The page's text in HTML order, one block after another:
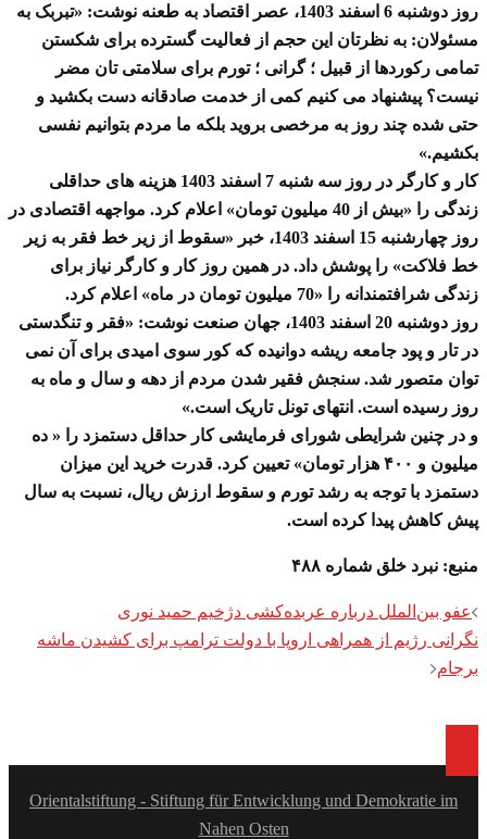
روز دوشنبه 6 اسفند 1403، عصر اقتصاد به طعنه نوشت: «تبربک به
مسئولان: به نظرتان این حجم از فعالیت گسترده برای شکستن
تمامی رکوردها از قبیل ؛ گرانی ؛ تورم برای سلامتی تان مضر
نیست؟ پیشنهاد می کنیم کمی از خدمت صادقانه دست بکشید و
حتی شده چند روز به مرخصی بروید بلکه ما مردم بتوانیم نفسی
بکشیم.»
کار و کارگر در روز سه شنبه 7 اسفند 1403 هزینه های حداقلی
زندگی را «بیش از 40 میلیون تومان» اعلام کرد. مواجهه اقتصادی در
روز چهارشنبه 15 اسفند 1403، خبر «سقوط از زیر خط فقر به زیر
خط فلاکت» را پوشش داد. در همین روز کار و کارگر نیاز برای
زندگی شرافتمندانه را «70 میلیون تومان در ماه» اعلام کرد.
روز دوشنبه 20 اسفند 1403، جهان صنعت نوشت: «فقر و تنگدستی
در تار و پود جامعه ریشه دوانیده که کور سوی امیدی برای آن نمی
توان متصور شد. سنجش فقیر شدن مردم از دهه و سال و ماه به
روز رسیده است. انتهای تونل تاریک است.»
و در چنین شرایطی شورای فرمایشی کار حداقل دستمزد را « ده
میلیون و ۴۰۰ هزار تومان» تعیین کرد. قدرت خرید این میزان
دستمزد با توجه به رشد تورم و سقوط ارزش ریال، نسبت به سال
پیش کاهش پیدا کرده است.
منبع: نبرد خلق شماره ۴۸۸
Post
navigation
عفو بین‌الملل درباره عربده‌کشی دژخیم حمید نوری
نگرانی رژیم از همراهی اروپا با دولت ترامپ برای کشیدن ماشه
برجام
Orientalstiftung - Stiftung für Entwicklung und Demokratie im
Nahen Osten